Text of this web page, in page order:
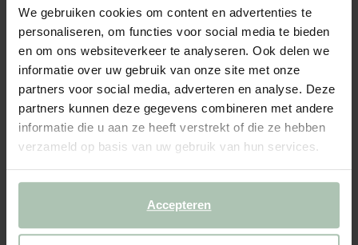
We gebruiken cookies om content en advertenties te
personaliseren, om functies voor social media te bieden
en om ons websiteverkeer te analyseren. Ook delen we
informatie over uw gebruik van onze site met onze
partners voor social media, adverteren en analyse. Deze
partners kunnen deze gegevens combineren met andere
informatie die u aan ze heeft verstrekt of die ze hebben
verzameld op basis van uw gebruik van hun services.
Accepteren
Countess serie van Sissy-Boy. De serie bestaat uit zeven
modulaire onderdelen, zodat je de bank precies kunt
samenstellen naar jouw wensen en de ruimte die je hebt. Door
de...Lees meer
Model: 3 zits chaise longue... (1x) + opties
2 Stof: Salvador Dark Pink 12 + kleuropties
Levertijd: 8–12 weken